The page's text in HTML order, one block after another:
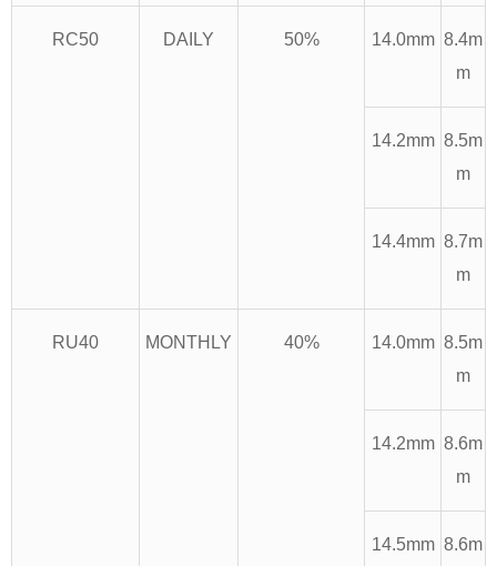
RC50 DAILY 50% 14.0mm 8.4m
m
14.2mm 8.5m
m
14.4mm 8.7m
m
RU40 MONTHLY 40% 14.0mm 8.5m
m
14.2mm 8.6m
m
14.5mm 8.6m